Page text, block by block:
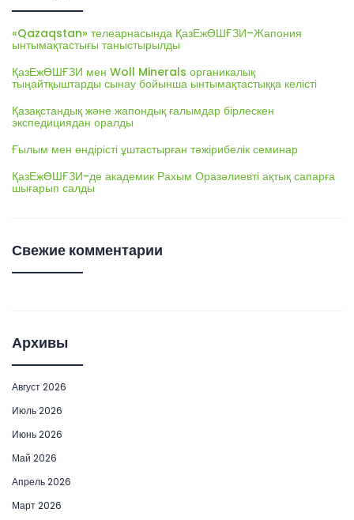
«Qazaqstan» телеарнасында ҚазЕжӨШҒЗИ–Жапония
ынтымақтастығы таныстырылды
ҚазЕжӨШҒЗИ мен Woll Minerals органикалық
тыңайтқыштарды сынау бойынша ынтымақтастыққа келісті
Қазақстандық және жапондық ғалымдар бірлескен
экспедициядан оралды
Ғылым мен өндірісті ұштастырған тәжірибелік семинар
ҚазЕжӨШҒЗИ-де академик Рахым Оразәлиевті ақтық сапарға
шығарып салды
Свежие комментарии
Архивы
Август 2026
Июль 2026
Июнь 2026
Май 2026
Апрель 2026
Март 2026